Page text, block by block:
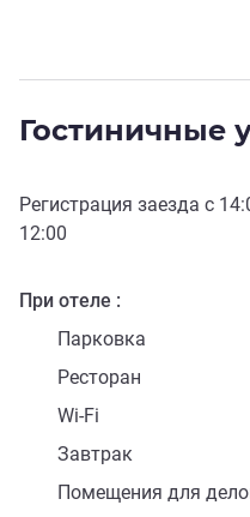
Гостиничные
Регистрация заезда с
12:00
При отеле
Парковка
Ресторан
Wi-Fi
Завтрак
Помещения для